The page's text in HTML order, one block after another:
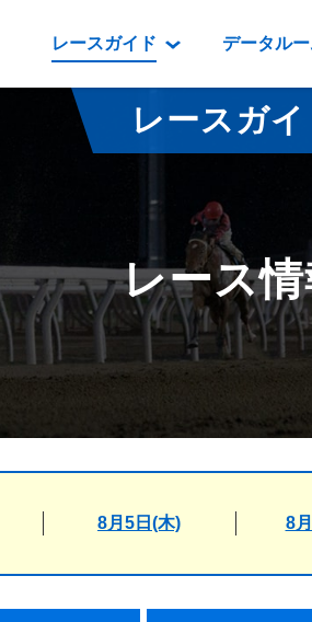
レースガイド
レース情報
払戻金一覧
騎手成績表
馬番成績表
オッズ
データルー
データルーム
騎手・調教師紹介
坂路調教映像
遠征馬情報
番組編成要領
レースガイ
レース
8月5日(木) 8